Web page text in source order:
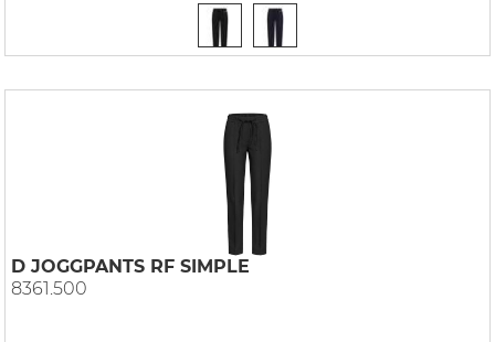
D JOGGPANTS RF SIMPLE
8361.500